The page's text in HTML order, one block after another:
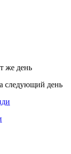
же день
следующий день